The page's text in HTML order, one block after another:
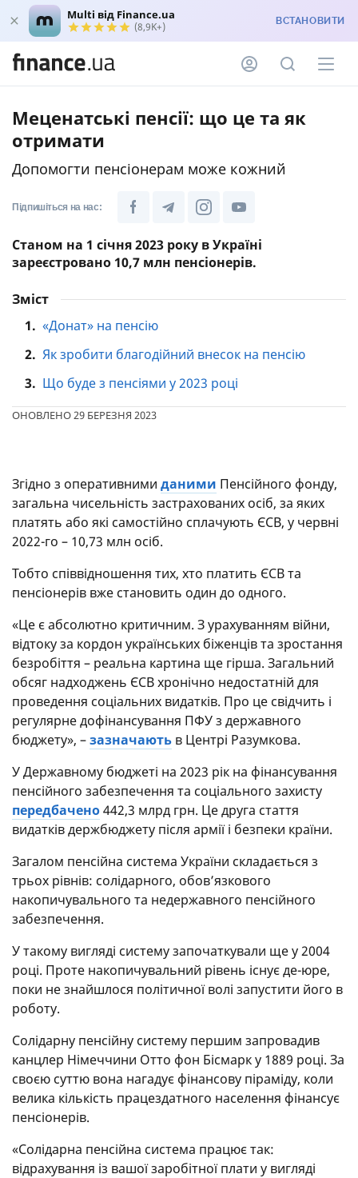
Multi від Finance.ua
(8,9K+) ВСТАНОВИТИ
Меценатські пенсії: що це та як
отримати
Допомогти пенсіонерам може кожний
Підпишіться на нас:
Станом на 1 січня 2023 року в Україні
зареєстровано 10,7 млн пенсіонерів.
Зміст
1. «Донат» на пенсію
2. Як зробити благодійний внесок на пенсію
3. Що буде з пенсіями у 2023 році
ОНОВЛЕНО 29 БЕРЕЗНЯ 2023
Згідно з оперативними даними Пенсійного фонду,
загальна чисельність застрахованих осіб, за яких
платять або які самостійно сплачують ЄСВ, у червні
2022-го – 10,73 млн осіб.
Тобто співвідношення тих, хто платить ЄСВ та
пенсіонерів вже становить один до одного.
«Це є абсолютно критичним. З урахуванням війни,
відтоку за кордон українських біженців та зростання
безробіття – реальна картина ще гірша. Загальний
обсяг надходжень ЄСВ хронічно недостатній для
проведення соціальних видатків. Про це свідчить і
регулярне дофінансування ПФУ з державного
бюджету», –зазначають в Центрі Разумкова.
У Державному бюджеті на 2023 рік на фінансування
пенсійного забезпечення та соціального захисту
передбачено442,3 млрд грн. Це друга стаття
видатків держбюджету після армії і безпеки країни.
Загалом пенсійна система України складається з
трьох рівнів: солідарного, обов’язкового
накопичувального та недержавного пенсійного
забезпечення.
У такому вигляді систему започаткували ще у 2004
році. Проте накопичувальний рівень існує де-юре,
поки не знайшлося політичної волі запустити його в
роботу.
Солідарну пенсійну систему першим запровадив
канцлер Німеччини Отто фон Бісмарк у 1889 році. За
своєю суттю вона нагадує фінансову піраміду, коли
велика кількість працездатного населення фінансує
пенсіонерів.
«Солідарна пенсійна система працює так:
відрахування із вашої заробітної плати у вигляді